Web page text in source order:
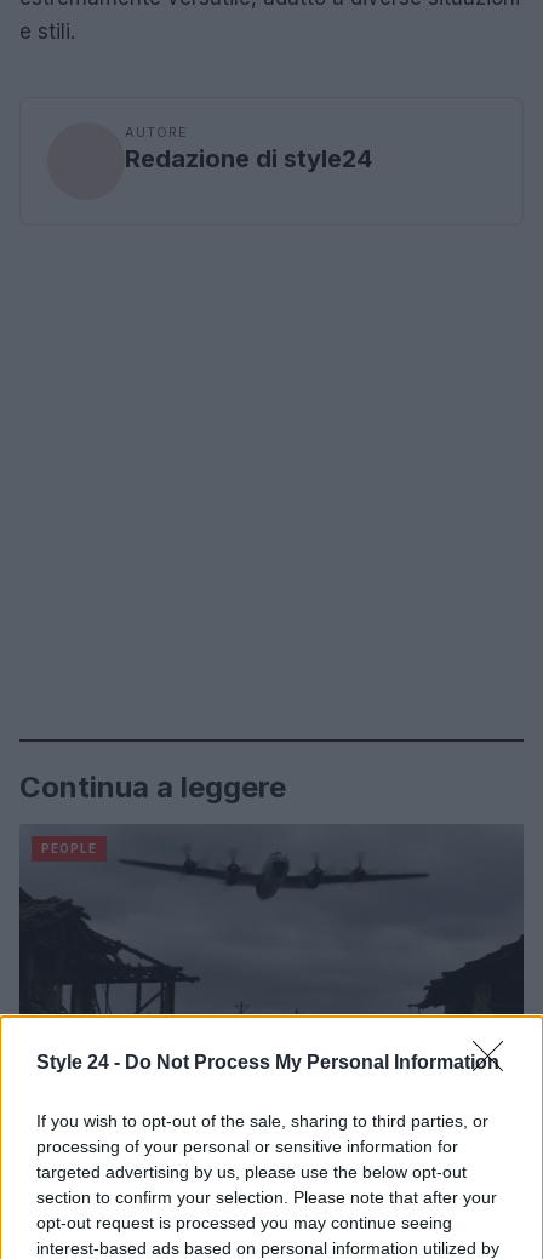
Style 24 - Do Not Process My Personal Information
If you wish to opt-out of the sale, sharing to third parties, or
processing of your personal or sensitive information for
targeted advertising by us, please use the below opt-out
section to confirm your selection. Please note that after your
opt-out request is processed you may continue seeing
interest-based ads based on personal information utilized by
e stili.
AUTORE
Redazione di style24
Continua a leggere
PEOPLE
6 agosto 1945: il bombardamento atomico di
Hiroshima e Nagasaki
Beatrice Bonaventura · 6 Ago 2026